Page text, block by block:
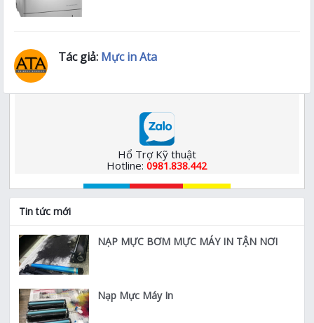
Tác giả: Mực in Ata
Hổ Trợ Kỹ thuật
Hotline:0981.838.442
Tin tức mới
NẠP MỰC BƠM MỰC MÁY IN TẬN NƠI
Nạp Mực Máy In